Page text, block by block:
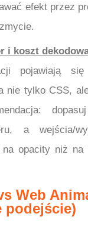
efekt przez
i koszt
pojawiają się
nie tylko CSS,
a wejścia/
opacity niż na
Web
podejście)